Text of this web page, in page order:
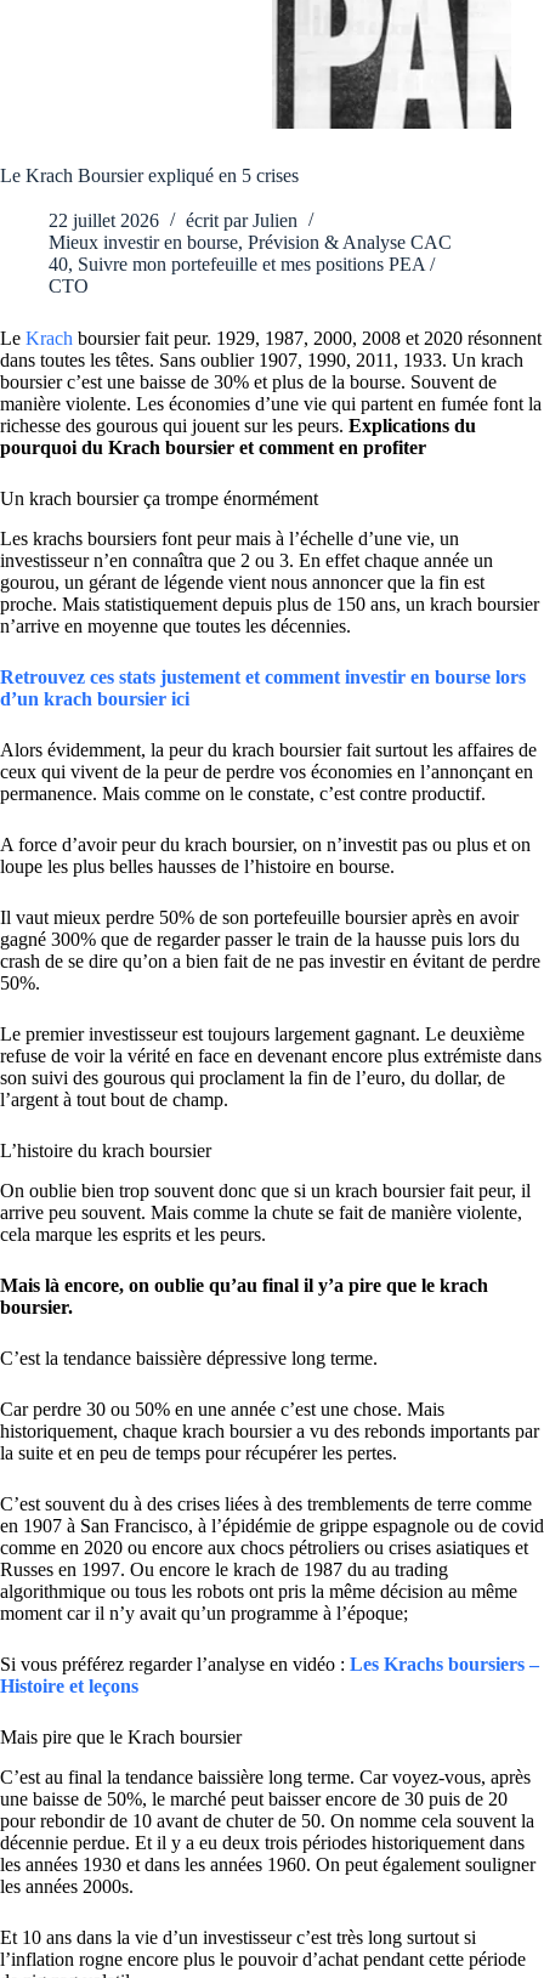
Le Krach Boursier expliqué en 5 crises
22 juillet 2026 écrit par Julien
Mieux investir en bourse, Prévision & Analyse CAC
40, Suivre mon portefeuille et mes positions PEA /
CTO
Le Krach boursier fait peur. 1929, 1987, 2000, 2008 et 2020 résonnent
dans toutes les têtes. Sans oublier 1907, 1990, 2011, 1933. Un krach
boursier c’est une baisse de 30% et plus de la bourse. Souvent de
manière violente. Les économies d’une vie qui partent en fumée font la
richesse des gourous qui jouent sur les peurs. Explications du
pourquoi du Krach boursier et comment en profiter
Un krach boursier ça trompe énormément
Les krachs boursiers font peur mais à l’échelle d’une vie, un
investisseur n’en connaîtra que 2 ou 3. En effet chaque année un
gourou, un gérant de légende vient nous annoncer que la fin est
proche. Mais statistiquement depuis plus de 150 ans, un krach boursier
n’arrive en moyenne que toutes les décennies.
Retrouvez ces stats justement et comment investir en bourse lors
d’un krach boursier ici
Alors évidemment, la peur du krach boursier fait surtout les affaires de
ceux qui vivent de la peur de perdre vos économies en l’annonçant en
permanence. Mais comme on le constate, c’est contre productif.
A force d’avoir peur du krach boursier, on n’investit pas ou plus et on
loupe les plus belles hausses de l’histoire en bourse.
Il vaut mieux perdre 50% de son portefeuille boursier après en avoir
gagné 300% que de regarder passer le train de la hausse puis lors du
crash de se dire qu’on a bien fait de ne pas investir en évitant de perdre
50%.
Le premier investisseur est toujours largement gagnant. Le deuxième
refuse de voir la vérité en face en devenant encore plus extrémiste dans
son suivi des gourous qui proclament la fin de l’euro, du dollar, de
l’argent à tout bout de champ.
L’histoire du krach boursier
On oublie bien trop souvent donc que si un krach boursier fait peur, il
arrive peu souvent. Mais comme la chute se fait de manière violente,
cela marque les esprits et les peurs.
Mais là encore, on oublie qu’au final il y’a pire que le krach
boursier.
C’est la tendance baissière dépressive long terme.
Car perdre 30 ou 50% en une année c’est une chose. Mais
historiquement, chaque krach boursier a vu des rebonds importants par
la suite et en peu de temps pour récupérer les pertes.
C’est souvent du à des crises liées à des tremblements de terre comme
en 1907 à San Francisco, à l’épidémie de grippe espagnole ou de covid
comme en 2020 ou encore aux chocs pétroliers ou crises asiatiques et
Russes en 1997. Ou encore le krach de 1987 du au trading
algorithmique ou tous les robots ont pris la même décision au même
moment car il n’y avait qu’un programme à l’époque;
Si vous préférez regarder l’analyse en vidéo : Les Krachs boursiers –
Histoire et leçons
Mais pire que le Krach boursier
C’est au final la tendance baissière long terme. Car voyez-vous, après
une baisse de 50%, le marché peut baisser encore de 30 puis de 20
pour rebondir de 10 avant de chuter de 50. On nomme cela souvent la
décennie perdue. Et il y a eu deux trois périodes historiquement dans
les années 1930 et dans les années 1960. On peut également souligner
les années 2000s.
Et 10 ans dans la vie d’un investisseur c’est très long surtout si
l’inflation rogne encore plus le pouvoir d’achat pendant cette période